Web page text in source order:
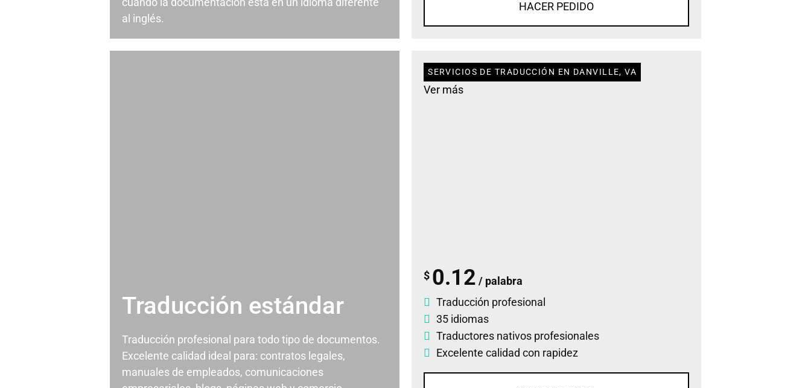
al inglés.
HACER PEDIDO
Traducción estándar
Traducción profesional para todo tipo de documentos.
Excelente calidad ideal para: contratos legales,
manuales de empleados, comunicaciones
SERVICIOS DE TRADUCCIÓN EN DANVILLE, VA
Ver más
$ 0.12 / palabra
Traducción profesional
35 idiomas
Traductores nativos profesionales
Excelente calidad con rapidez